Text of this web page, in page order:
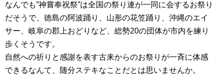
なんでも”神嘗奉祝祭”は全国の祭り連が一同に会するお祭り
だそうで、徳島の阿波踊り、山形の花笠踊り、沖縄のエイ
サー、岐阜の郡上おどりなど、総勢20の団体が市内を練り
歩くそうです。
自然への祈りと感謝を表す古来からのお祭りが一斉に体感
できるなんて、随分ステキなことだとは思いませんか。